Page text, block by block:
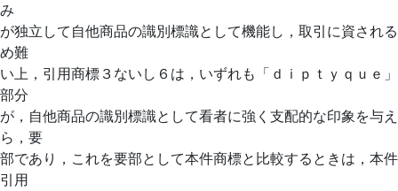
み
が独立して自他商品の識別標識として機能し，取引に資され
め難
い上，引用商標３ないし６は，いずれも「ｄｉｐｔｙｑｕｅ
部分
が，自他商品の識別標識として看者に強く支配的な印象を与
ら，要
部であり，これを要部として本件商標と比較するときは，本
引用